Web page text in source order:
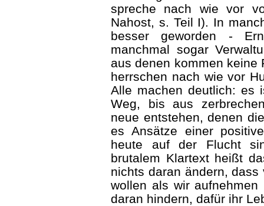
spreche nach wie vor
Nahost, s. Teil I). In
besser geworden -
manchmal sogar
aus denen kommen keine
herrschen nach wie vor
Alle machen deutlich: es
Weg, bis aus
neue entstehen, denen
es Ansätze einer
heute auf der Flucht
brutalem Klartext heißt
nichts daran ändern,
wollen als wir
daran hindern, dafür ihr